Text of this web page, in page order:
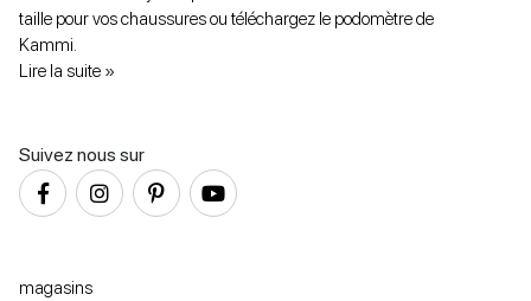
taille pour vos chaussures ou téléchargez le podomètre de
Kammi.
Lire la suite »
Suivez nous sur
magasins